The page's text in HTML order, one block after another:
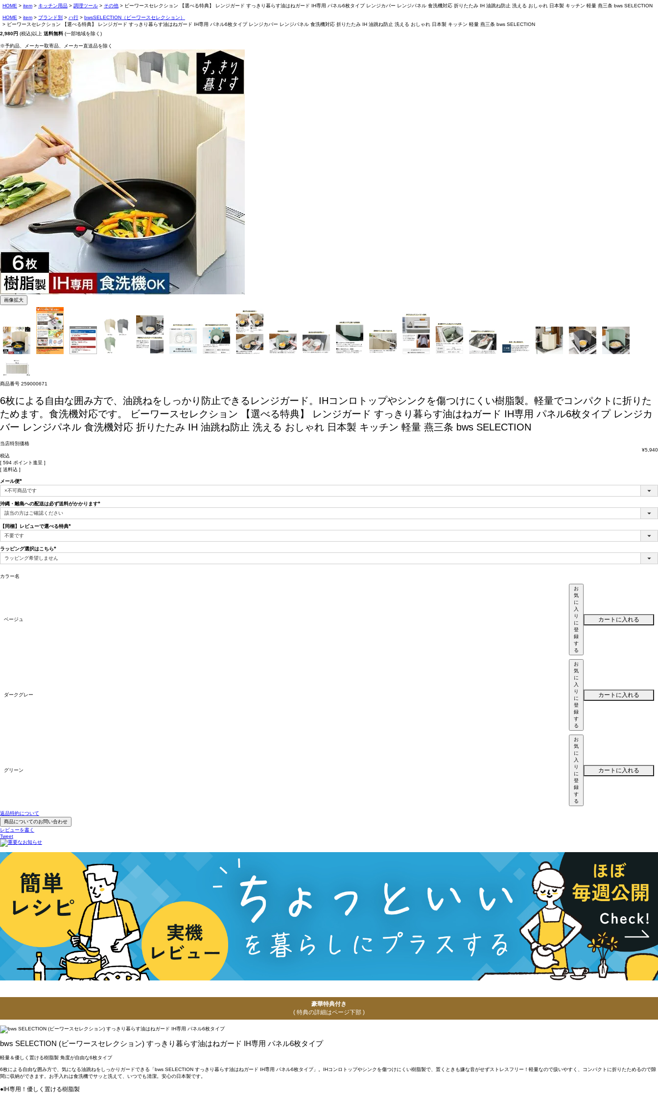
HOME item キッチン用品 調理ツール その他 ビーワースセレクション 【選べる特典】 レンジガード すっきり暮らす油はねガード IH専用 パネル6枚タイプ レンジカバー レンジパネル 食洗機対応 折りたたみ IH 油跳ね防止 洗える おしゃれ 日本製 キッチン 軽量 燕三条 bws SELECTION
HOME item ブランド別 ハ行
bwsSELECTION（ビーワースセレクション）
ビーワースセレクション 【選べる特典】 レンジガード すっきり暮らす油はねガード IH専用 パネル6枚タイプ レンジカバー レンジパネル 食洗機対応 折りたたみ IH 油跳ね防止 洗える おしゃれ 日本製 キッチン 軽量 燕三条 bws SELECTION
2,980円 (税込)以上 送料無料 (一部地域を除く)
※予約品、メーカー取寄品、メーカー直送品を除く
画像拡大
商品番号 259000671
6枚による自由な囲み方で、油跳ねをしっかり防止できるレンジガード。IHコンロトップやシンクを傷つけにくい樹脂製。軽量でコンパクトに折りた
ためます。食洗機対応です。
ビーワースセレクション 【選べる特典】 レンジガード すっきり暮らす油はねガード IH専用 パネル6枚タイプ レンジカ
バー レンジパネル 食洗機対応 折りたたみ IH 油跳ね防止 洗える おしゃれ 日本製 キッチン 軽量 燕三条 bws SELECTION
当店特別価格
¥5,940
税込
[ 594 ポイント進呈 ]
送料込
メール便
(必
須)
沖縄・離島への配送は必ず送料がかかります
【同梱】レビューで選べる特典
ラッピング選択はこちら
(必
カラー名
ベージュ
お
気
に
入
り
に
登
録
す
る
カートに入れる
ダークグレー
お
気
に
入
り
に
登
録
す
る
カートに入れる
グリーン
お
気
に
入
り
に
登
録
す
る
カートに入れる
返品特約について
商品についてのお問い合わせ
レビューを書く
Tweet
豪華特典付き
( 特典の詳細はページ下部 )
bws SELECTION (ビーワースセレクション) すっきり暮らす油はねガード IH専用 パネル6枚タイプ
軽量＆優しく置ける樹脂製 角度が自由な6枚タイプ
6枚による自由な囲み方で、気になる油跳ねをしっかりガードできる「bws SELECTION すっきり暮らす油はねガード IH専用 パネル6枚タイプ」。IHコンロトップやシンクを傷つけにくい樹脂製で、置くときも嫌な音がせずストレスフリー！軽量なので扱いやすく、コンパクトに折りたためるので隙
間に収納ができます。お手入れは食洗機でサッと洗えて、いつでも清潔。安心の日本製です。
●IH専用！優しく置ける樹脂製